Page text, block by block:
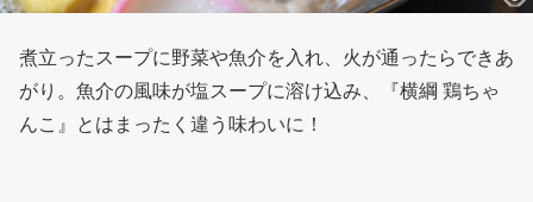
煮立ったスープに野菜や魚介を入れ、火が通ったらできあ
がり。魚介の風味が塩スープに溶け込み、『横綱 鶏ちゃ
んこ』とはまったく違う味わいに！